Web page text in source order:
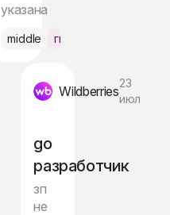
указана
middle гибрид Москва
Wildberries
23
июл
go
разработчик
зп
не